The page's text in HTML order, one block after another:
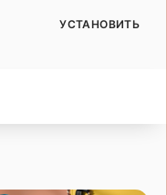
УСТАНОВИТЬ